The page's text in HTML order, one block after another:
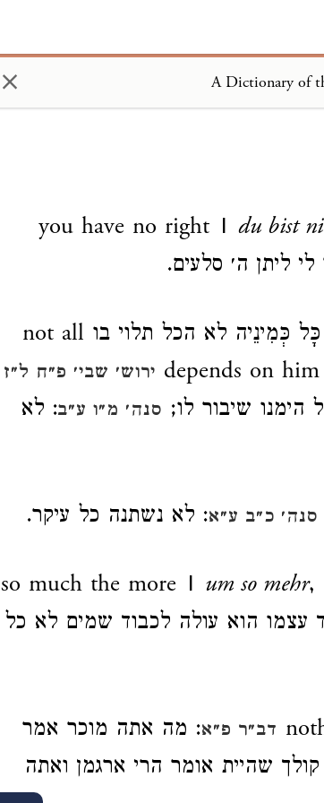
×
you have no right | du bist
ליתן ה׳ סלעים.
כְּמִינֵיה לא הכל תלוי בו not all
depends on ירוש׳ שבי׳ פ״ח ל״ז
הימנו שיבור לו; סנה׳ מ״ו ע״ב: לא
סנה׳ כ״ב ע״א: לא נשתנה כל עיקר.
so much the more | um so mehr,
עצמו הוא עולה לכבוד שמים לא כל
דב״ר פ״א: מה אתה מוכר אמר
שהיית אומר הרי ארגמן ואתה